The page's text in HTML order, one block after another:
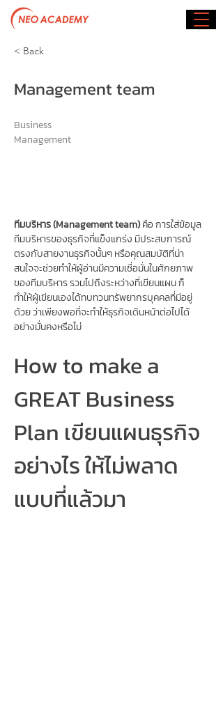
< Back
Management team
Business
Management
ทีมบริหาร (Management team) คือการใส่ข้อมูล
ทีมบริหารของธุรกิจที่แข็งแกร่ง มีประสบการณ์
ตรงกับสายงานธุรกิจนั้นๆ หรือคุณสมบัติที่น่า
สนใจจะช่วยทำให้ผู้อ่านมีความเชื่อมั่นในศักยภาพ
ของทีมบริหาร รวมไปถึงระหว่างที่เขียนแผน ก็
ทำให้ผู้เขียนเองได้ทบทวนทรัพยากรบุคคลที่มีอยู่
ด้วย ว่าเพียงพอที่จะทำให้ธุรกิจเดินหน้าต่อไปได้
อย่างมั่นคงหรือไม่
How to make a
GREAT Business
Plan เขียนแผนธุรกิจ
อย่างไร ให้ไม่พลาด
แบบที่แล้วมา